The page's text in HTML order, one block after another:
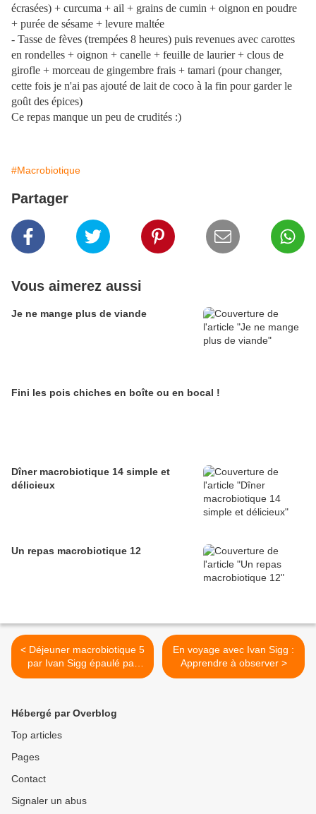
écrasées) + curcuma + ail + grains de cumin + oignon en poudre
+ purée de sésame + levure maltée
- Tasse de fèves (trempées 8 heures) puis revenues avec carottes
en rondelles + oignon + canelle + feuille de laurier + clous de
girofle + morceau de gingembre frais + tamari (pour changer,
cette fois je n'ai pas ajouté de lait de coco à la fin pour garder le
goût des épices)
Ce repas manque un peu de crudités :)
#Macrobiotique
Partager
Vous aimerez aussi
Je ne mange plus de viande
Fini les pois chiches en boîte ou en bocal !
Dîner macrobiotique 14 simple et
délicieux
Un repas macrobiotique 12
< Déjeuner macrobiotique 5
par Ivan Sigg épaulé par
Eva-Claire Pasquier
En voyage avec Ivan Sigg :
Apprendre à observer >
Hébergé par Overblog
Top articles
Pages
Contact
Signaler un abus